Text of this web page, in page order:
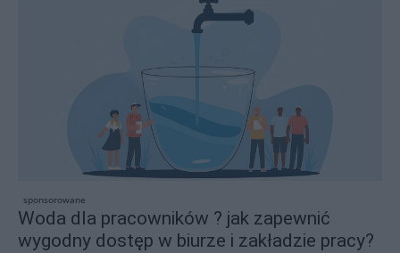
sponsorowane
Woda dla pracowników ? jak zapewnić
wygodny dostęp w biurze i zakładzie pracy?